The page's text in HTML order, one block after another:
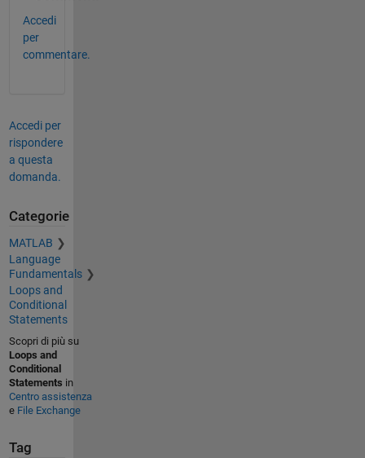
Accedi
per
commentare.
Accedi per
rispondere
a questa
domanda.
Categorie
MATLAB
Language
Fundamentals
Loops and
Conditional
Statements
Scopri di più su
Loops and
Conditional
Statements in
Centro assistenza
e File Exchange
Tag